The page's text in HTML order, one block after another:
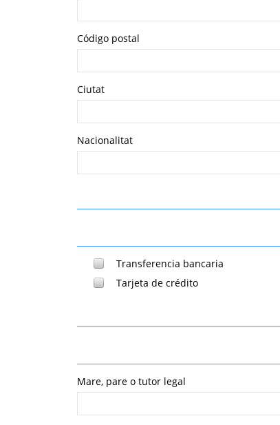
Código postal
Ciutat
Nacionalitat
Transferencia bancaria
Tarjeta de crédito
Mare, pare o tutor legal